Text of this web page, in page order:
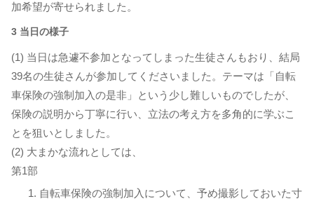
加希望が寄せられました。
3 当日の様子
(1) 当日は急遽不参加となってしまった生徒さんもおり、結局
39名の生徒さんが参加してくださいました。テーマは「自転
車保険の強制加入の是非」という少し難しいものでしたが、
保険の説明から丁寧に行い、立法の考え方を多角的に学ぶこ
とを狙いとしました。
(2) 大まかな流れとしては、
第1部
自転車保険の強制加入について、予め撮影しておいた寸